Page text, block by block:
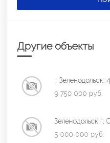
Другие объекты
г Зеленодольск,
9 750 000 руб.
Зеленодольск г,
5 000 000 руб.